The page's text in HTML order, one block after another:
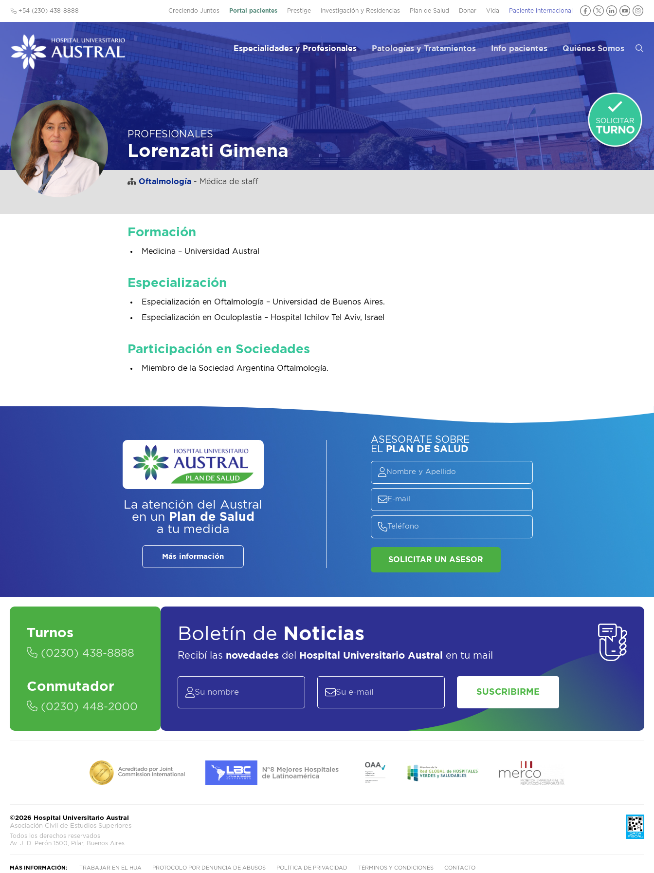
Creciendo Juntos Portal pacientes Prestige Investigación y Residencias Plan de Salud Donar Vida Paciente internacional
+54 (230) 438-8888
Especialidades y Profesionales Patologías y Tratamientos Info pacientes Quiénes Somos
PROFESIONALES
Lorenzati Gimena
Oftalmología - Médica de staff
Formación
Medicina – Universidad Austral
Especialización
Especialización en Oftalmología – Universidad de Buenos Aires.
Especialización en Oculoplastia – Hospital Ichilov Tel Aviv, Israel
Participación en Sociedades
Miembro de la Sociedad Argentina Oftalmología.
La atención del Austral
en un Plan de Salud
a tu medida
Más información
ASESORATE SOBRE
Turnos
(0230) 438-8888
Conmutador
(0230) 448-2000
Boletín de Noticias
Recibí las novedades del Hospital Universitario Austral en tu mail
SUSCRIBIRME
©2026 Hospital Universitario Austral
Asociación Civil de Estudios Superiores
Todos los derechos reservados
Av. J. D. Perón 1500, Pilar, Buenos Aires
MÁS INFORMACIÓN: TRABAJAR EN EL HUA PROTOCOLO POR DENUNCIA DE ABUSOS POLÍTICA DE PRIVACIDAD TÉRMINOS Y CONDICIONES CONTACTO